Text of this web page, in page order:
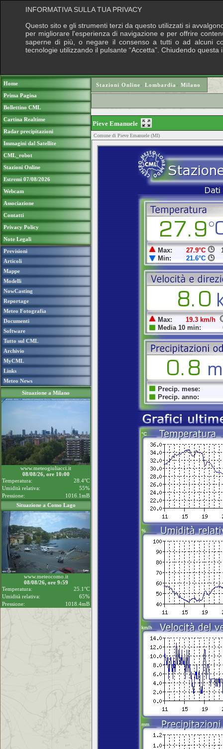
Home
Prima Pagina
Bollettino CML
Cartina Realtime
Radar precipitazioni
Immagini dal Satellite
CML_robot
Stazioni Online
Estremi 07/08/2026
Webcam
Associazione
Contatti
Privacy Policy
Note Legali
Previsioni
Articoli
Mappe
Modelli
NowCasting
Reportage
Meteo Fotografia
Documenti
Software
Tutto sul CML
Archivio
MyCML
Links
Meteo News
Situazione a Milano
www.meteogiuliacci.it
08/08/26, ore 10:00
Temperatura:
28.4°C
Umidità relativa:
55%
Pressione:
1016.1mB
Situazione a Como Lago
www.meteocomo.it
08/08/26, ore 9:59
Temperatura:
25.1°C
Umidità relativa:
65%
Pressione:
1018.4mB
Stazioni Online› Lombardia › Milano
Pieve Emanuele
Comune di Pieve Emanuele (MI)
INFORMATIVA SULLA TUA PRIVACY
Questo sito e gli strumenti terzi da questo utilizzati si
per migliorare l'esperienza di navigazione e per offrire
saperne di più, o negare il consenso a tutti o ad alcuni
tecnologie utilizzando il pulsante “Accetta”. Chiudendo